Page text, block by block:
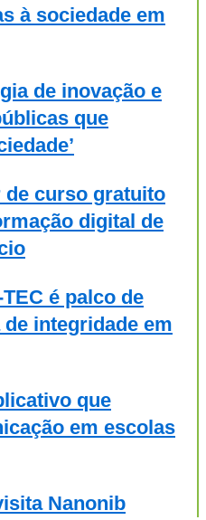
à sociedade em
de inovação e
que
curso gratuito
digital de
é palco de
integridade em
que
em escolas
Nanonib